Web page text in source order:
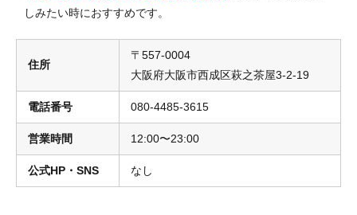
しみたい時におすすめです。
住所
〒557-0004
大阪府大阪市西成区萩之茶屋3-2-19
電話番号 080-4485-3615
営業時間 12:00〜23:00
公式HP・SNS なし